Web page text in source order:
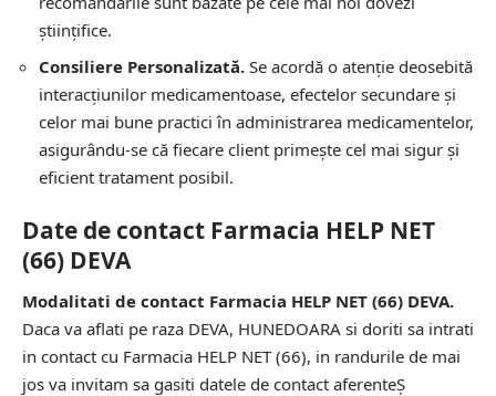
științifice.
Consiliere Personalizată. Se acordă o atenție deosebită
interacțiunilor medicamentoase, efectelor secundare și
celor mai bune practici în administrarea medicamentelor,
asigurându-se că fiecare client primește cel mai sigur și
eficient tratament posibil.
Date de contact Farmacia HELP NET
(66) DEVA
Modalitati de contact Farmacia HELP NET (66) DEVA.
Daca va aflati pe raza DEVA, HUNEDOARA si doriti sa intrati
in contact cu Farmacia HELP NET (66), in randurile de mai
jos va invitam sa gasiti datele de contact aferenteȘ